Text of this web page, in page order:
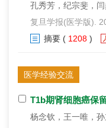
孔秀芳，纪宗斐，
复旦学报(医学版).
摘要 ( 1208 )
医学经验交流
T1b期肾细胞癌保
杨念钦，王一唯，